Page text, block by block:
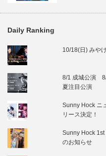
Daily Ranking
10/18(日) みや
8/1 成城公演
夏注目公演
Sunny Hock ニ
リース決定！
Sunny Hock
のお知らせ